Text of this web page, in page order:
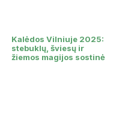
Kalėdos Vilniuje 2025:
stebuklų, šviesų ir
žiemos magijos sostinė